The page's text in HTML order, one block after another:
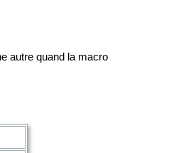
autre quand la macro